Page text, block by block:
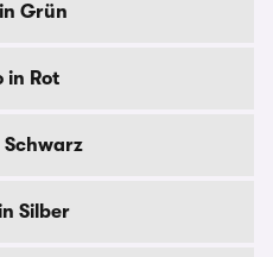
Grün
in Rot
Schwarz
Silber